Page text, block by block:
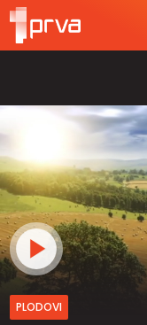
PLODOVI